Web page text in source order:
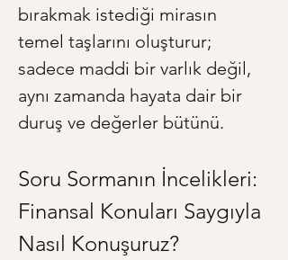
bırakmak istediği mirasın
temel taşlarını oluşturur;
sadece maddi bir varlık değil,
aynı zamanda hayata dair bir
duruş ve değerler bütünü.
Soru Sormanın İncelikleri:
Finansal Konuları Saygıyla
Nasıl Konuşuruz?